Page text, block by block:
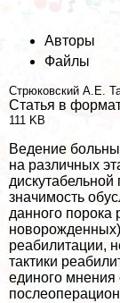
Авторы
Файлы
Стрюковский А.Е.
Статья в
111 KB
Ведение
на различных
значимость
данного порока
реабилитации,
тактики
единого мнения